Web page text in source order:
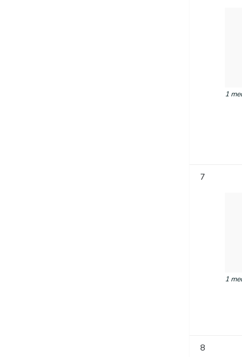
1
7
1
8